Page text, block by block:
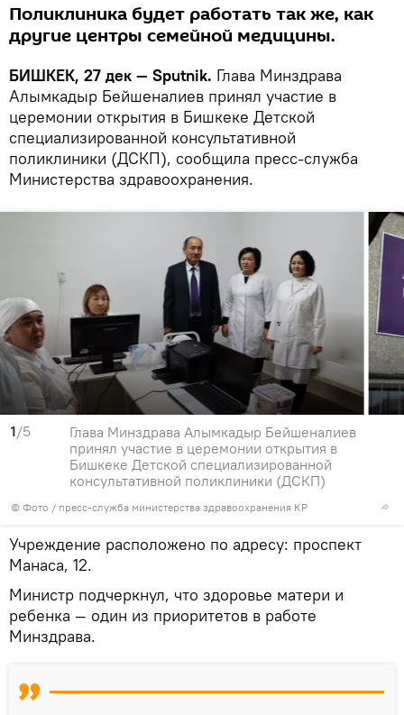
Поликлиника будет работать так же, как
другие центры семейной медицины.
БИШКЕК, 27 дек — Sputnik. Глава Минздрава
Алымкадыр Бейшеналиев принял участие в
церемонии открытия в Бишкеке Детской
специализированной консультативной
поликлиники (ДСКП), сообщила пресс-служба
Министерства здравоохранения.
1/5
© Фото / пресс-служба министерства здравоохранения КР
Глава Минздрава Алымкадыр Бейшеналиев
принял участие в церемонии открытия в
Бишкеке Детской специализированной
консультативной поликлиники (ДСКП)
Учреждение расположено по адресу: проспект
Манаса, 12.
Министр подчеркнул, что здоровье матери и
ребенка — один из приоритетов в работе
Минздрава.